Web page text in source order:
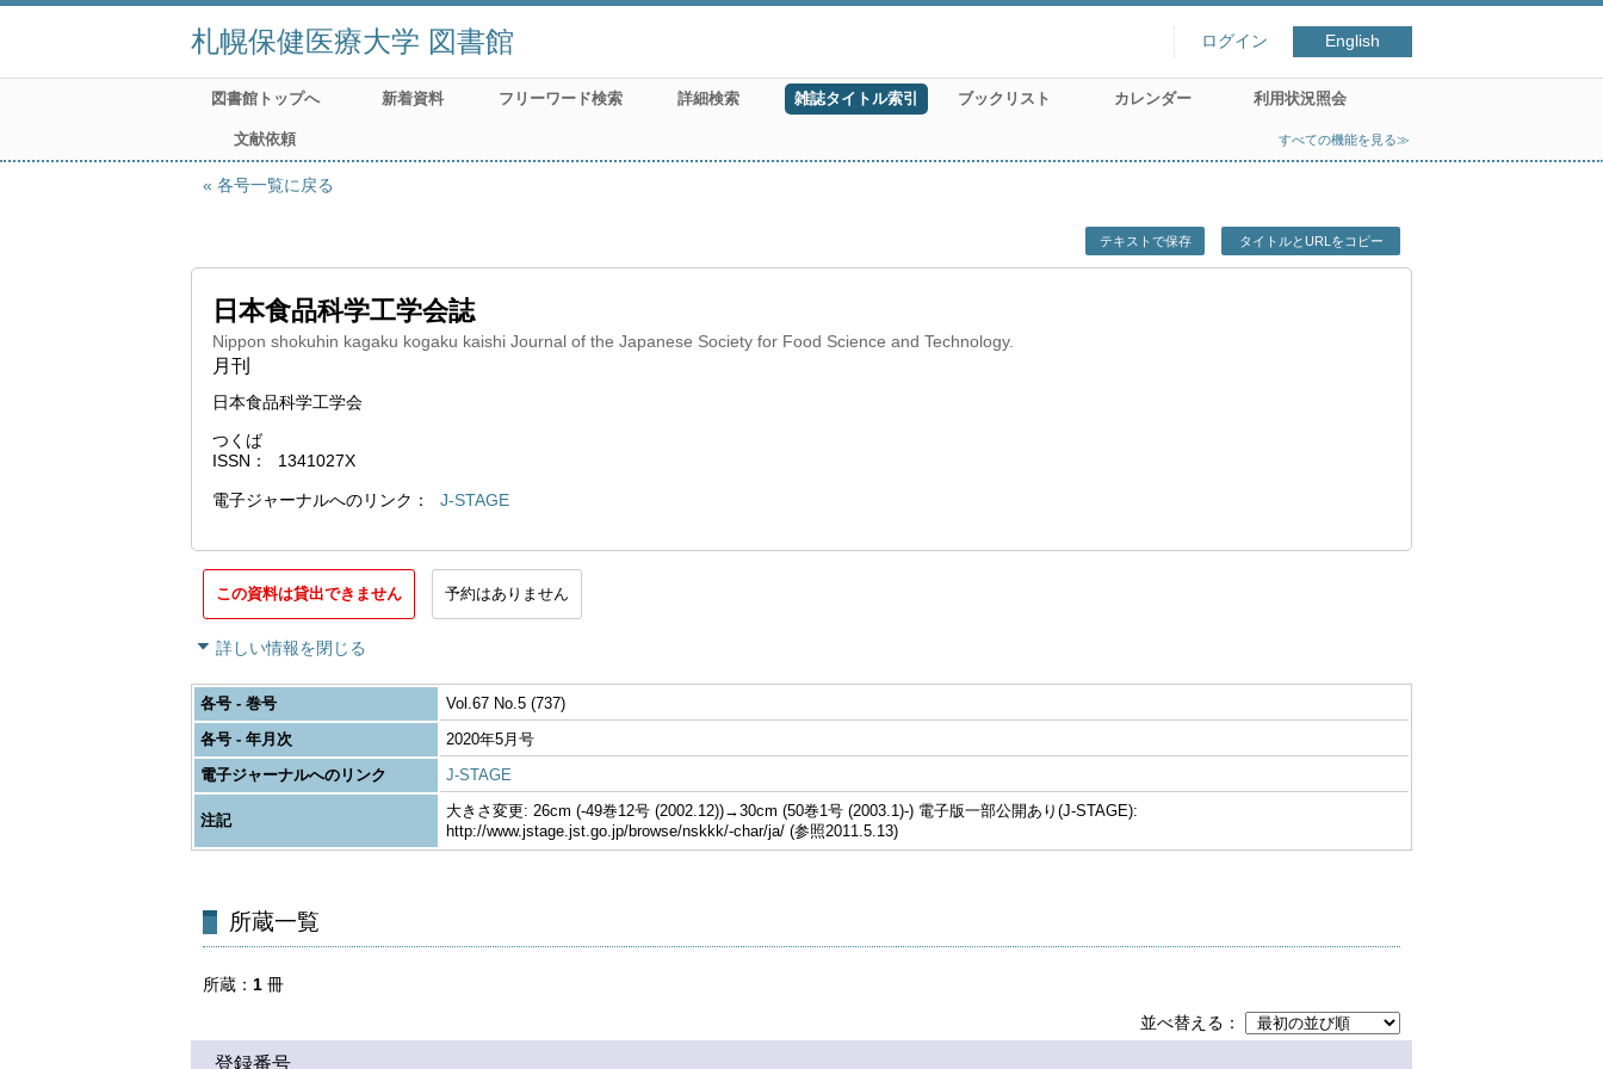
札幌保健医療大学 図書館 ログイン English
図書館トップへ 新着資料 フリーワード検索 詳細検索 雑誌タイトル索引 ブックリスト カレンダー 利用状況照会
文献依頼 すべての機能を見る≫
各号一覧に戻る
テキストで保存 タイトルとURLをコピー
日本食品科学工学会誌
Nippon shokuhin kagaku kogaku kaishi Journal of the Japanese Society for Food Science and Technology.
月刊
日本食品科学工学会
つくば
ISSN
1341027X
電子ジャーナルへのリンク J-STAGE
この資料は貸出できません 予約はありません
詳しい情報を閉じる
各号 - 巻号
Vol.67 No.5 (737)
各号 - 年月次
2020年5月号
電子ジャーナルへのリンク
J-STAGE
注記
大きさ変更: 26cm (-49巻12号 (2002.12))→30cm (50巻1号 (2003.1)-) 電子版一部公開あり(J-STAGE):
http://www.jstage.jst.go.jp/browse/nskkk/-char/ja/ (参照2011.5.13)
所蔵一覧
所蔵 1 冊
並べ替える
登録番号